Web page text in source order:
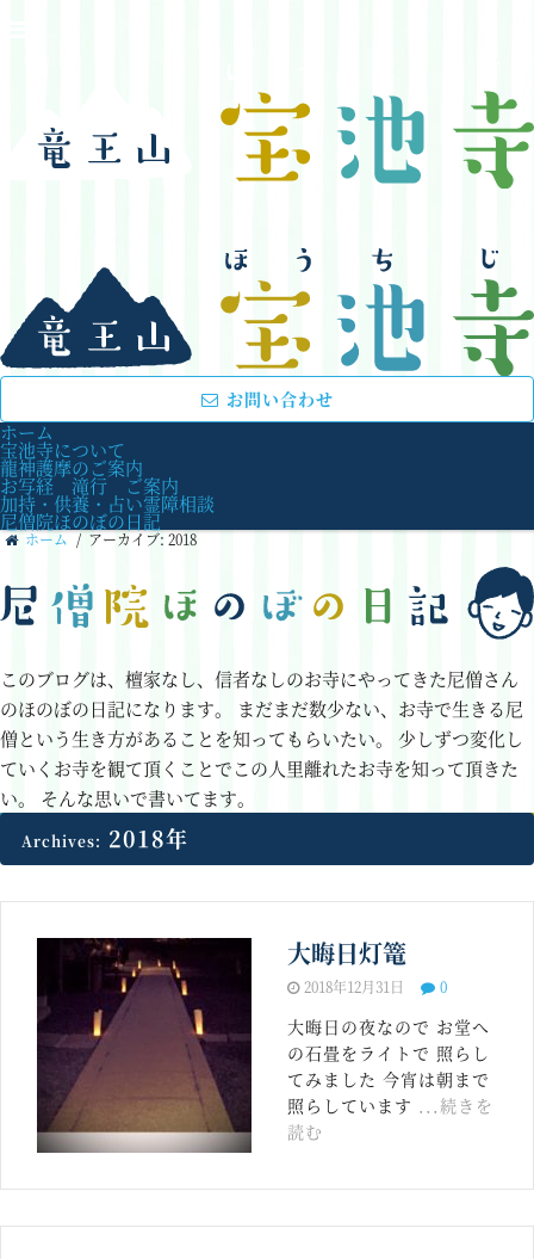
お問い合わせ
ホーム
宝池寺について
龍神護摩のご案内
お写経 滝行 ご案内
加持・供養・占い霊障相談
尼僧院ほのぼの日記
ホーム / アーカイブ: 2018
このブログは、檀家なし、信者なしのお寺にやってきた尼僧さん
のほのぼの日記になります。 まだまだ数少ない、お寺で生きる尼
僧という生き方があることを知ってもらいたい。
少しずつ変化し
ていくお寺を観て頂くことでこの人里離れたお寺を知って頂きた
い。 そんな思いで書いてます。
Archives: 2018年
大晦日灯篭
2018年12月31日 0
大晦日の夜なので お堂へ
の石畳をライトで 照らし
てみました 今宵は朝まで
照らしています ...続きを
読む